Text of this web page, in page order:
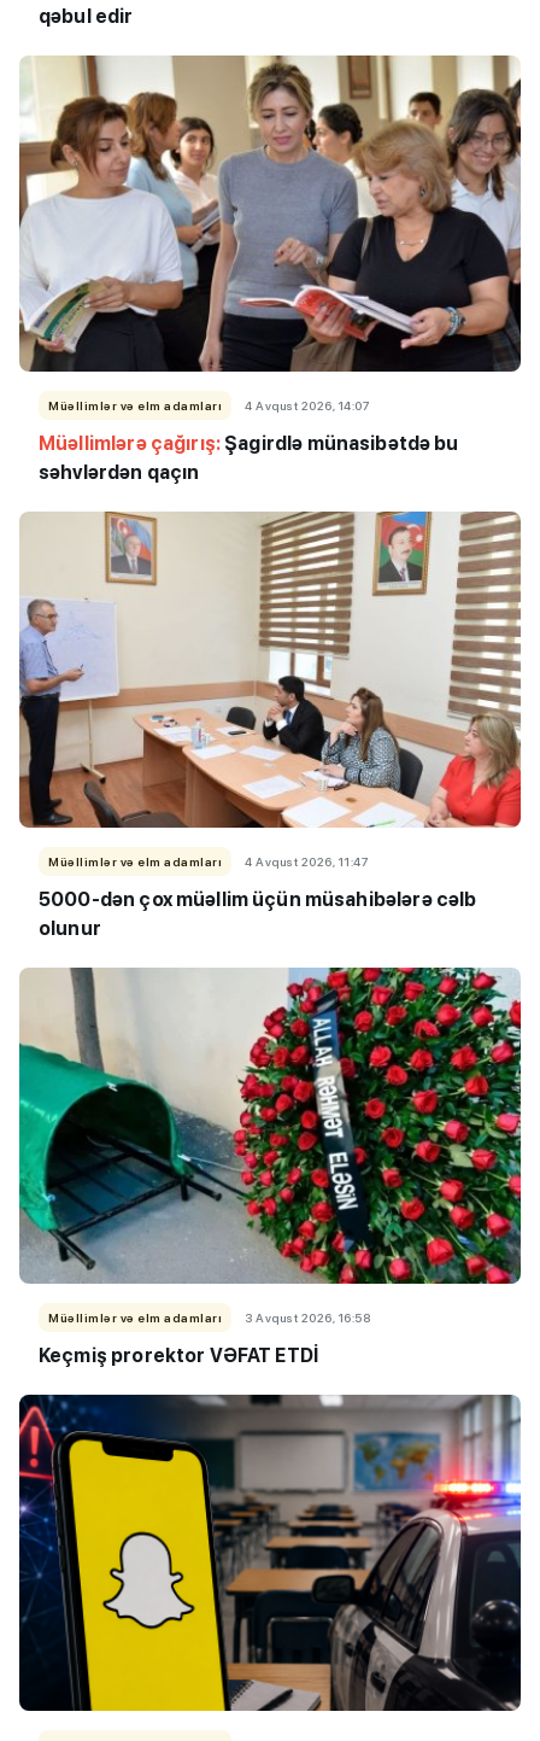
qəbul edir
Müəllimlər və elm adamları 4 Avqust 2026, 14:07
Müəllimlərə çağırış: Şagirdlə münasibətdə bu
səhvlərdən qaçın
Müəllimlər və elm adamları 4 Avqust 2026, 11:47
5000-dən çox müəllim üçün müsahibələrə cəlb
olunur
Müəllimlər və elm adamları 3 Avqust 2026, 16:58
Keçmiş prorektor VƏFAT ETDİ